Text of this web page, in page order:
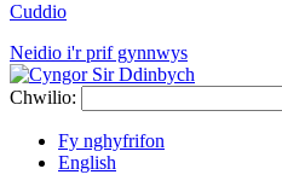
Cuddio
Neidio i'r prif gynnwys
Chwilio:
Fy nghyfrifon
English